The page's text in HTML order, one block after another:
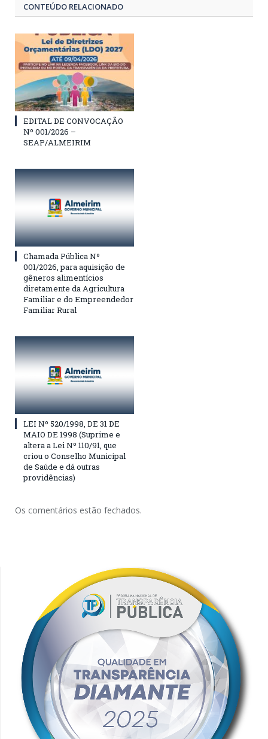
CONTEÚDO RELACIONADO
EDITAL DE CONVOCAÇÃO
Nº 001/2026 –
SEAP/ALMEIRIM
Chamada Pública Nº
001/2026, para aquisição de
gêneros alimentícios
diretamente da Agricultura
Familiar e do Empreendedor
Familiar Rural
LEI Nº 520/1998, DE 31 DE
MAIO DE 1998 (Suprime e
altera a Lei Nº 110/91, que
criou o Conselho Municipal
de Saúde e dá outras
providências)
Os comentários estão fechados.